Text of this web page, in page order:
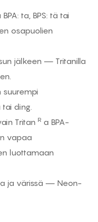
ta, BPS: tä tai
osapuolien
jälkeen — Tritanilla
suurempi
ding.
Tritan R a BPA-
vapaa
luottamaan
ja värissä — Neon-